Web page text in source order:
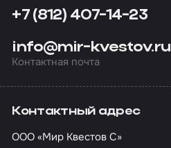
+7 (812) 407-14-23
info@mir-kvestov.ru
Контактная почта
Контактный адрес
ООО «Мир Квестов С»